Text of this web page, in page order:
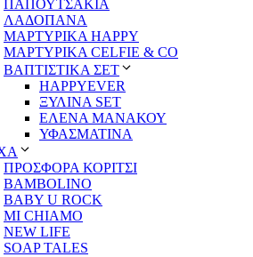
ΠΑΠΟΥΤΣΑΚΙΑ
ΛΑΔΟΠΑΝΑ
ΜΑΡΤΥΡΙΚΑ HAPPY
ΜΑΡΤΥΡΙΚΑ CELFIE & CO
ΒΑΠΤΙΣΤΙΚΑ ΣΕΤ
HAPPYEVER
ΞΥΛΙΝΑ SET
ΕΛΕΝΑ ΜΑΝΑΚΟΥ
ΥΦΑΣΜΑΤΙΝΑ
ΠΡΟΣΦΟΡΑ ΚΟΡΙΤΣΙ
BAMBOLINO
BABY U ROCK
MI CHIAMO
NEW LIFE
SOAP TALES